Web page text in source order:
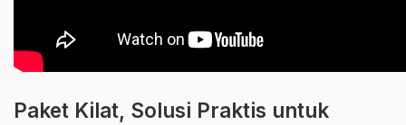
Paket Kilat, Solusi Praktis untuk